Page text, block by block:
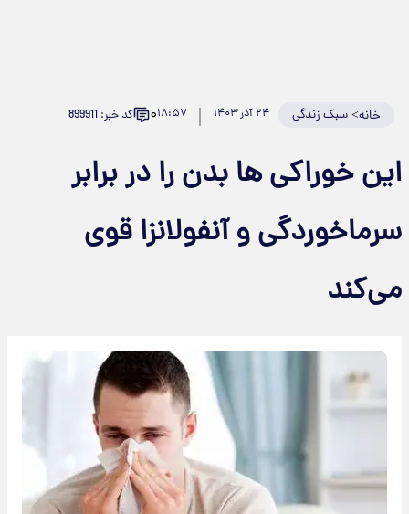
خانه>سبک زندگی ۲۴ آذر ۱۴۰۳ ۱۸:۵۷۰ کد خبر: 899911
این خوراکی ها بدن را در برابر
سرماخوردگی و آنفولانزا قوی
می‌کند